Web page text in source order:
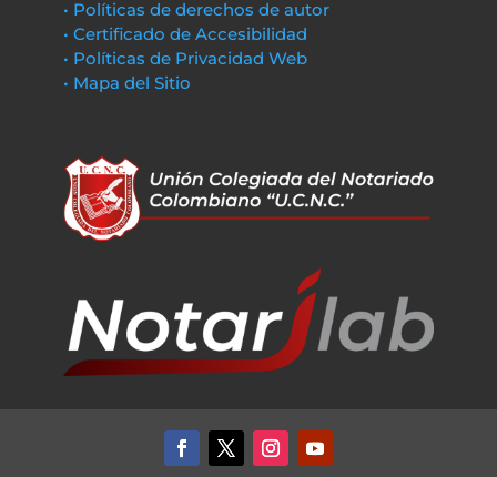
• Políticas de derechos de autor
• Certificado de Accesibilidad
• Políticas de Privacidad Web
• Mapa del Sitio